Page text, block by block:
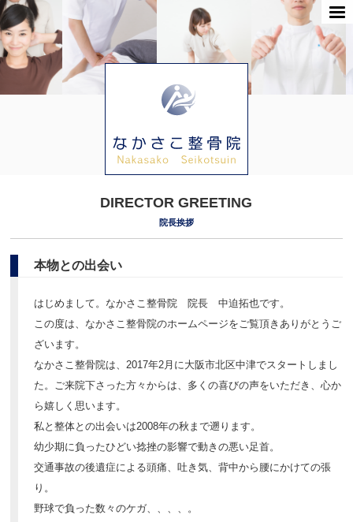
DIRECTOR GREETING
院長挨拶
本物との出会い
はじめまして。なかさこ整骨院 院長 中迫拓也です。
この度は、なかさこ整骨院のホームページをご覧頂きありがとうご
ざいます。
なかさこ整骨院は、2017年2月に大阪市北区中津でスタートしまし
た。ご来院下さった方々からは、多くの喜びの声をいただき、心か
ら嬉しく思います。
私と整体との出会いは2008年の秋まで遡ります。
幼少期に負ったひどい捻挫の影響で動きの悪い足首。
交通事故の後遺症による頭痛、吐き気、背中から腰にかけての張
り。
野球で負った数々のケガ、、、、。